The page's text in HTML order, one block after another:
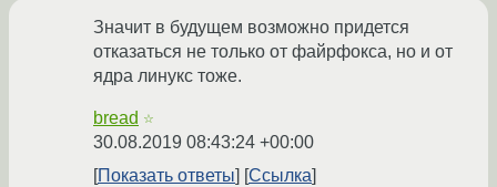
Значит в будущем возможно придется
отказаться не только от файрфокса, но и от
ядра линукс тоже.
bread ☆
30.08.2019 08:43:24 +00:00
Показать ответы
Ссылка